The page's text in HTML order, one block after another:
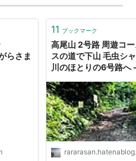
らさま
11 ブックマーク
高尾山 2号路 周遊コ
スの道で下山 毛虫シ
川のほとりの6号路へ